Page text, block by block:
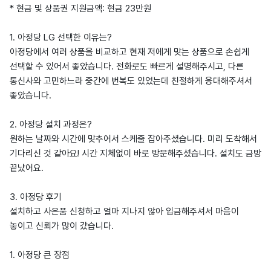
* 현금 및 상품권 지원금액: 현금 23만원
1. 아정당 LG 선택한 이유는?
아정당에서 여러 상품을 비교하고 현재 저에게 맞는 상품으로 손쉽게
선택할 수 있어서 좋았습니다. 전화로도 빠르게 설명해주시고, 다른
통신사와 고민하느라 중간에 번복도 있었는데 친절하게 응대해주셔서
좋았습니다.
2. 아정당 설치 과정은?
원하는 날짜와 시간에 맞추어서 스케줄 잡아주셨습니다. 미리 도착해서
기다리신 것 같아요! 시간 지체없이 바로 방문해주셨습니다. 설치도 금방
끝났어요.
3. 아정당 후기
설치하고 사은품 신청하고 얼마 지나지 않아 입금해주셔서 마음이
놓이고 신뢰가 많이 갔습니다.
1. 아정당 큰 장점